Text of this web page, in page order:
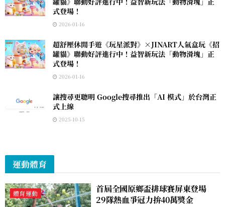
式登場！
2026-01-16
超舒壓休閒手遊《玩星派對》×JINART人氣盒玩《招
罐貓》聯動好評進行中！益智新玩法「動物滑塊」正
式登場！
2026-01-16
讓搜尋更聰明 Google搜尋推出「AI 模式」於台灣正
式上線
2025-10-15
運動體育
體育運動
首屆全國原鄉盃排球賽屏東登場
29隊熱血爭冠力拚40萬獎金